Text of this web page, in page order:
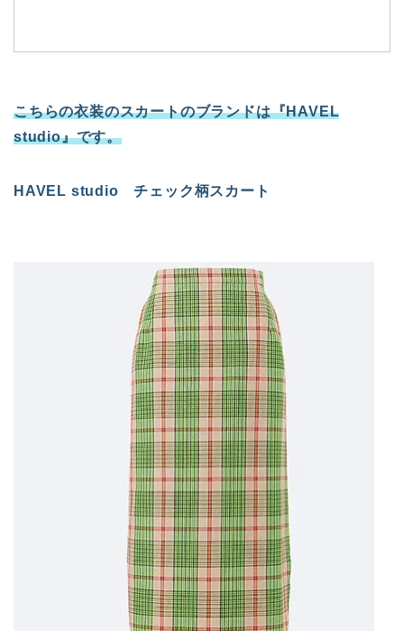
こちらの衣装のスカートのブランドは『HAVEL
studio』です。
HAVEL studio チェック柄スカート